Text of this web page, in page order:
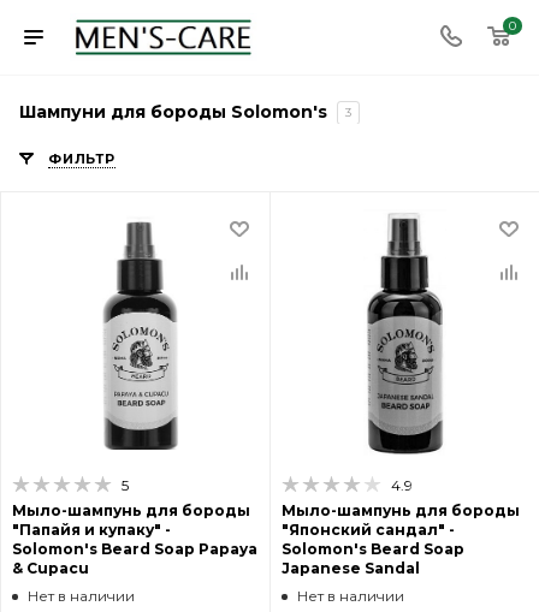
0
Шампуни для бороды Solomon's 3
ФИЛЬТР
5
Мыло-шампунь для бороды
"Папайя и купаку" -
Solomon's Beard Soap Papaya
& Cupacu
Нет в наличии
4.9
Мыло-шампунь для бороды
"Японский сандал" -
Solomon's Beard Soap
Japanese Sandal
Нет в наличии